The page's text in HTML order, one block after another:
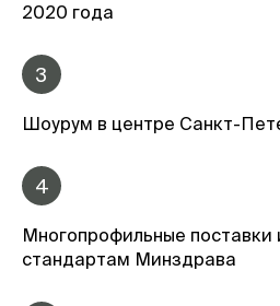
2020 года
3
Шоурум в центре Санкт-
4
Многопрофильные поставки
стандартам Минздрава